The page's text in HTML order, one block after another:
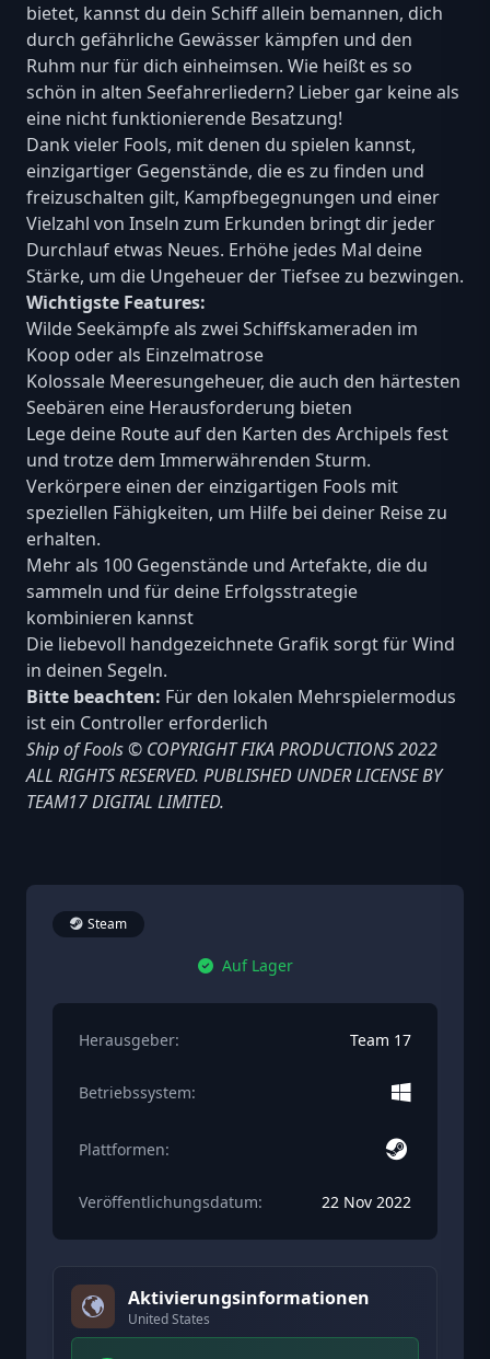
bietet, kannst du dein Schiff allein bemannen, dich
durch gefährliche Gewässer kämpfen und den
Ruhm nur für dich einheimsen. Wie heißt es so
schön in alten Seefahrerliedern? Lieber gar keine als
eine nicht funktionierende Besatzung!
Dank vieler Fools, mit denen du spielen kannst,
einzigartiger Gegenstände, die es zu finden und
freizuschalten gilt, Kampfbegegnungen und einer
Vielzahl von Inseln zum Erkunden bringt dir jeder
Durchlauf etwas Neues. Erhöhe jedes Mal deine
Stärke, um die Ungeheuer der Tiefsee zu bezwingen.
Wichtigste Features:
Wilde Seekämpfe als zwei Schiffskameraden im
Koop oder als Einzelmatrose
Kolossale Meeresungeheuer, die auch den härtesten
Seebären eine Herausforderung bieten
Lege deine Route auf den Karten des Archipels fest
und trotze dem Immerwährenden Sturm.
Verkörpere einen der einzigartigen Fools mit
speziellen Fähigkeiten, um Hilfe bei deiner Reise zu
erhalten.
Mehr als 100 Gegenstände und Artefakte, die du
sammeln und für deine Erfolgsstrategie
kombinieren kannst
Die liebevoll handgezeichnete Grafik sorgt für Wind
in deinen Segeln.
Bitte beachten: Für den lokalen Mehrspielermodus
ist ein Controller erforderlich
Ship of Fools © COPYRIGHT FIKA PRODUCTIONS 2022
ALL RIGHTS RESERVED. PUBLISHED UNDER LICENSE BY
TEAM17 DIGITAL LIMITED.
Steam
Auf Lager
Herausgeber: Team 17
Betriebssystem:
Plattformen:
Veröffentlichungsdatum: 22 Nov 2022
Aktivierungsinformationen
United States